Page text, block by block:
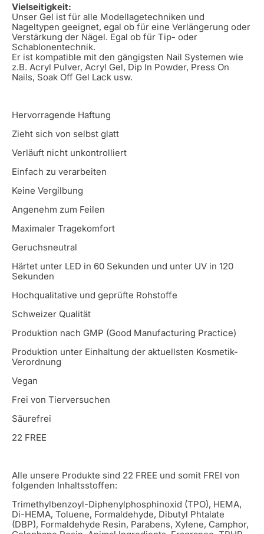
Vielseitigkeit:
Unser Gel ist für alle Modellagetechniken und
Nageltypen geeignet, egal ob für eine Verlängerung oder
Verstärkung der Nägel. Egal ob für Tip- oder
Schablonentechnik.
Er ist kompatible mit den gängigsten Nail Systemen wie
z.B. Acryl Pulver, Acryl Gel, Dip In Powder, Press On
Nails, Soak Off Gel Lack usw.
Hervorragende Haftung
Zieht sich von selbst glatt
Verläuft nicht unkontrolliert
Einfach zu verarbeiten
Keine Vergilbung
Angenehm zum Feilen
Maximaler Tragekomfort
Geruchsneutral
Härtet unter LED in 60 Sekunden und unter UV in 120
Sekunden
Hochqualitative und geprüfte Rohstoffe
Schweizer Qualität
Produktion nach GMP (Good Manufacturing Practice)
Produktion unter Einhaltung der aktuellsten Kosmetik-
Verordnung
Vegan
Frei von Tierversuchen
Säurefrei
22 FREE
Alle unsere Produkte sind 22 FREE und somit FREI von
folgenden Inhaltsstoffen:
Trimethylbenzoyl-Diphenylphosphinoxid (TPO), HEMA,
Di-HEMA, Toluene, Formaldehyde, Dibutyl Phtalate
(DBP), Formaldehyde Resin, Parabens, Xylene, Camphor,